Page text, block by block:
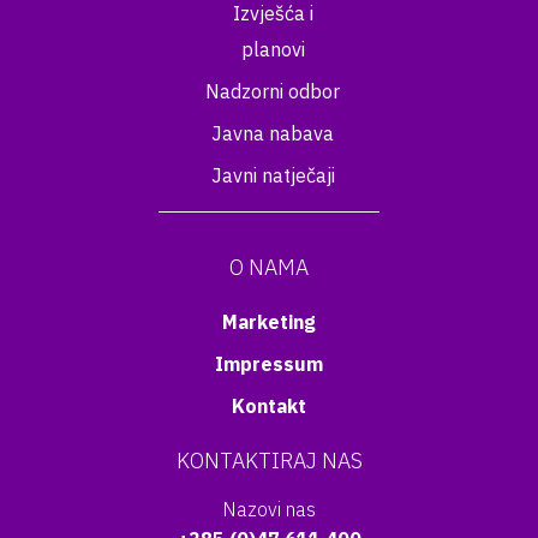
Izvješća i
planovi
Nadzorni odbor
Javna nabava
Javni natječaji
O NAMA
Marketing
Impressum
Kontakt
KONTAKTIRAJ NAS
Nazovi nas